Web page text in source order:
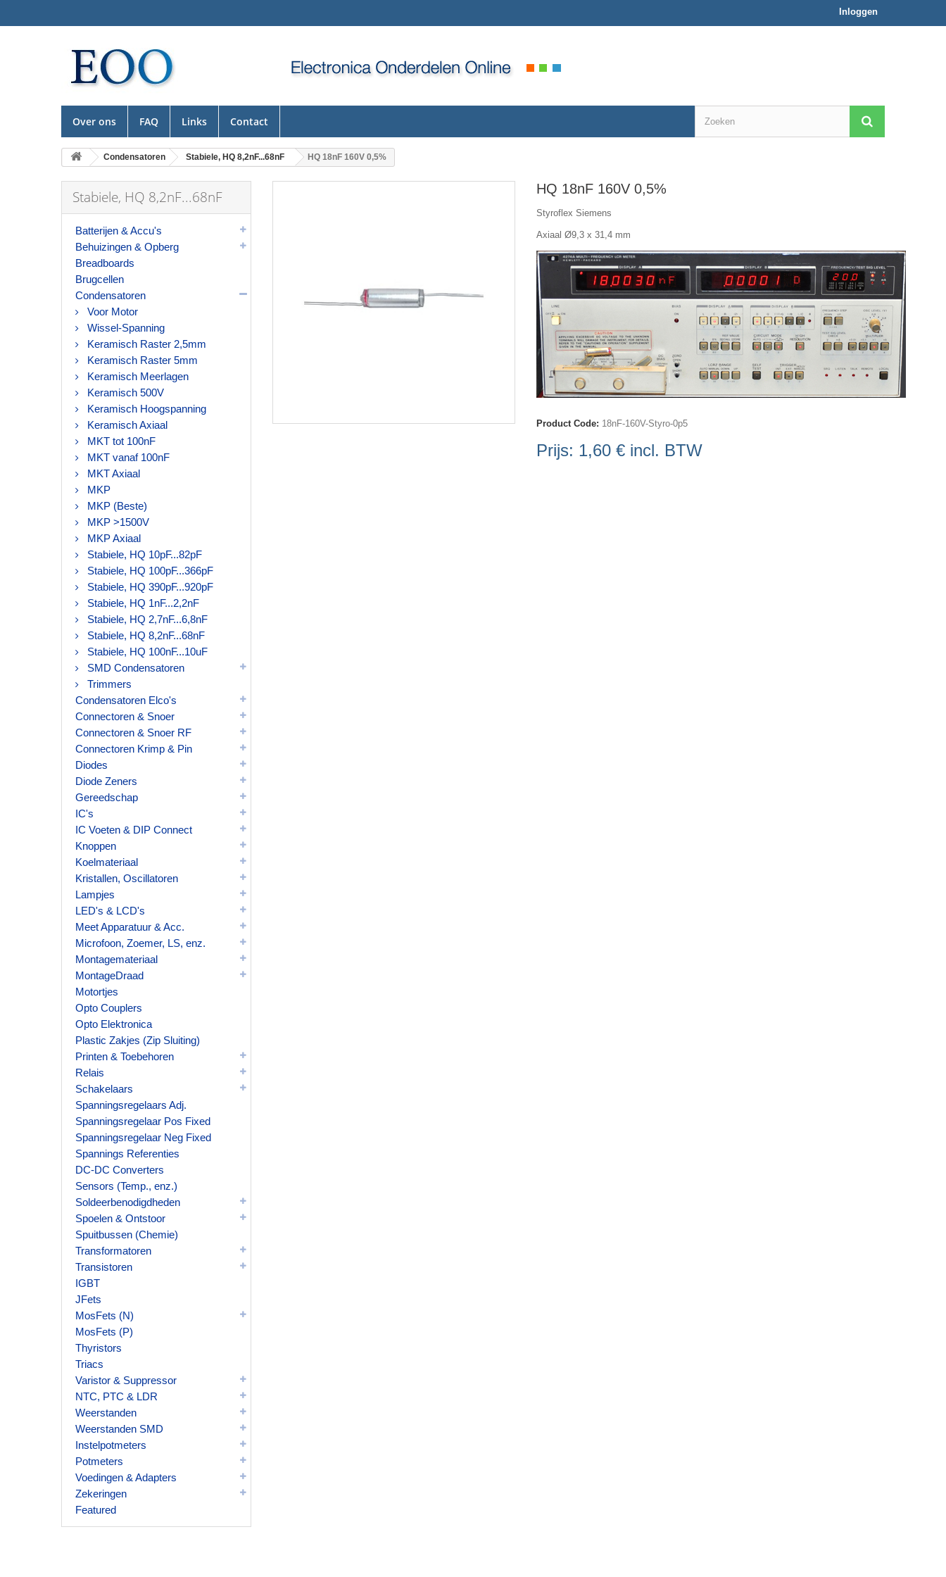
Inloggen
Over ons FAQ Links Contact
Condensatoren Stabiele, HQ 8,2nF...68nF HQ 18nF 160V 0,5%
Stabiele, HQ 8,2nF...68nF
Batterijen & Accu's
Behuizingen & Opberg
Breadboards
Brugcellen
Condensatoren
Voor Motor
Wissel-Spanning
Keramisch Raster 2,5mm
Keramisch Raster 5mm
Keramisch Meerlagen
Keramisch 500V
Keramisch Hoogspanning
Keramisch Axiaal
MKT tot 100nF
MKT vanaf 100nF
MKT Axiaal
MKP
MKP (Beste)
MKP >1500V
MKP Axiaal
Stabiele, HQ 10pF...82pF
Stabiele, HQ 100pF...366pF
Stabiele, HQ 390pF...920pF
Stabiele, HQ 1nF...2,2nF
Stabiele, HQ 2,7nF...6,8nF
Stabiele, HQ 8,2nF...68nF
Stabiele, HQ 100nF...10uF
SMD Condensatoren
Trimmers
Condensatoren Elco's
Connectoren & Snoer
Connectoren & Snoer RF
Connectoren Krimp & Pin
Diodes
Diode Zeners
Gereedschap
IC's
IC Voeten & DIP Connect
Knoppen
Koelmateriaal
Kristallen, Oscillatoren
Lampjes
LED's & LCD's
Meet Apparatuur & Acc.
Microfoon, Zoemer, LS, enz.
Montagemateriaal
MontageDraad
Motortjes
Opto Couplers
Opto Elektronica
Plastic Zakjes (Zip Sluiting)
Printen & Toebehoren
Relais
Schakelaars
Spanningsregelaars Adj.
Spanningsregelaar Pos Fixed
Spanningsregelaar Neg Fixed
Spannings Referenties
DC-DC Converters
Sensors (Temp., enz.)
Soldeerbenodigdheden
Spoelen & Ontstoor
Spuitbussen (Chemie)
Transformatoren
Transistoren
IGBT
JFets
MosFets (N)
MosFets (P)
Thyristors
Triacs
Varistor & Suppressor
NTC, PTC & LDR
Weerstanden
Weerstanden SMD
Instelpotmeters
Potmeters
Voedingen & Adapters
Zekeringen
Featured
HQ 18nF 160V 0,5%
Styroflex Siemens
Axiaal Ø9,3 x 31,4 mm
Product Code: 18nF-160V-Styro-0p5
Prijs: 1,60 € incl. BTW